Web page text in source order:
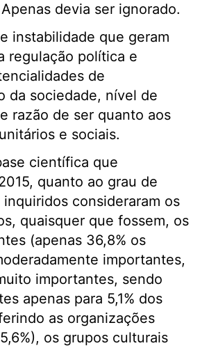
devia ser ignorado.
instabilidade que geram
regulação política e
de
da sociedade, nível de
razão de ser quanto aos
e sociais.
científica que
quanto ao grau de
consideraram os
quaisquer que fossem, os
(apenas 36,8% os
importantes,
importantes, sendo
apenas para 5,1% dos
as organizações
os grupos culturais